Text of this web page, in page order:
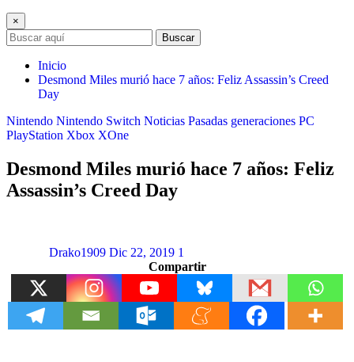
×
Buscar
Inicio
Desmond Miles murió hace 7 años: Feliz Assassin’s Creed
Day
Nintendo Nintendo Switch Noticias Pasadas generaciones PC
PlayStation Xbox XOne
Desmond Miles murió hace 7 años: Feliz
Assassin’s Creed Day
Drako1909 Dic 22, 2019 1
Compartir